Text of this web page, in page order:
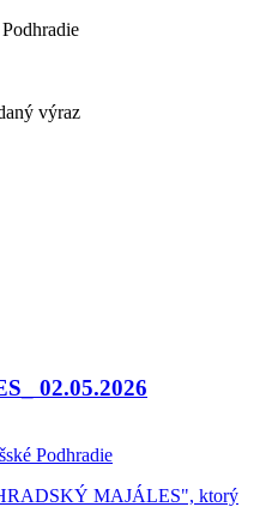
výraz
02.05.2026
Podhradie
MAJÁLES", ktorý